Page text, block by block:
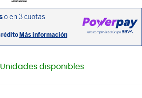
Unidades disponibles